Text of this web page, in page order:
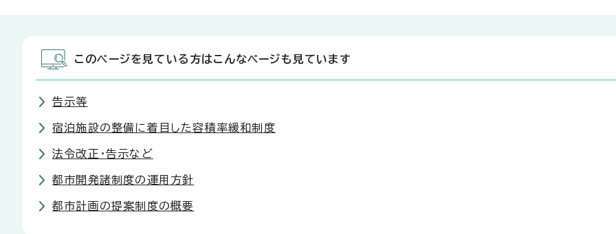
このページを見ている方はこんなページも見ています
告示等
宿泊施設の整備に着目した容積率緩和制度
法令改正・告示など
都市開発諸制度の運用方針
都市計画の提案制度の概要